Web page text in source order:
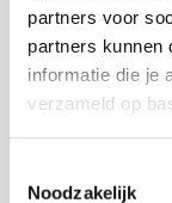
partners voor
partners kunnen
informatie die je
verzameld op
Noodzakelijk
3. Ajax: 5 punten
4. Sc
Opvallend is dat
verzamelde in
achter ons.